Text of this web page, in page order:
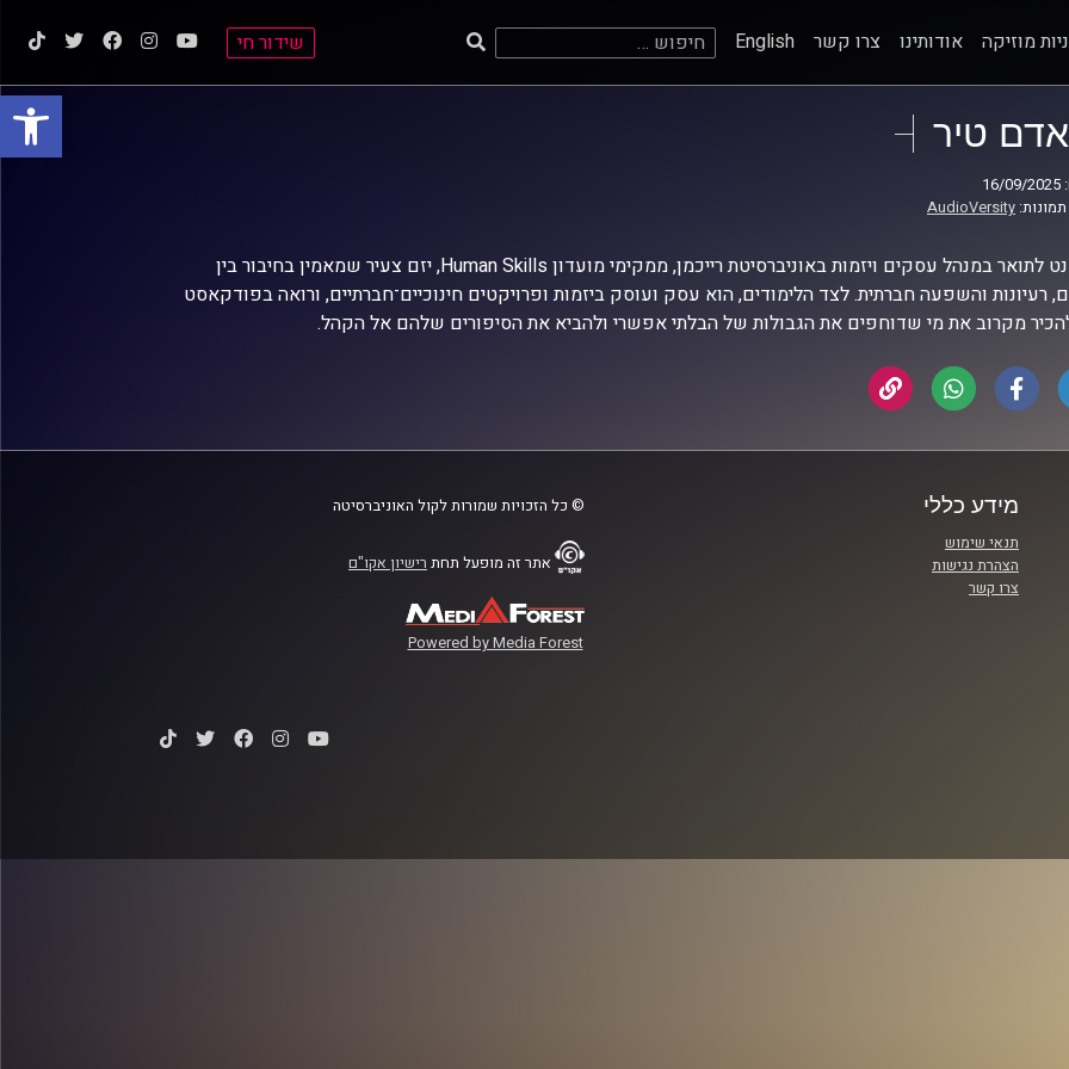
פתח
מוזיקה אודותינו צרו קשר English חיפוש: שידור חי
אדם טיר
AudioVersity
סטודנט לתואר במנהל עסקים ויזמות באוניברסיטת רייכמן, ממקימי מועדון Human Skills, יזם צעיר שמאמין בחיבור בין
רעיונות והשפעה חברתית. לצד הלימודים, הוא עסק ועוסק ביזמות ופרויקטים חינוכיים־חברתיים, ורואה בפודקאסט
מקרוב את מי שדוחפים את הגבולות של הבלתי אפשרי ולהביא את הסיפורים שלהם אל הקהל.
מידע כללי
תנאי שימוש
הצהרת נגישות
צרו קשר
© כל הזכויות שמורות לקול האוניברסיטה
אתר זה מופעל תחת רישיון אקו"ם
Powered by Media Forest